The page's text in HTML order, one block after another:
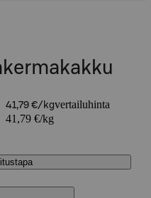
41,79 €/kgvertailuhinta
41,79 €/kg